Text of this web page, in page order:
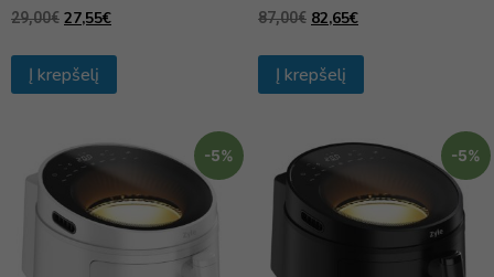
29,00€ 27,55€
Į krepšelį
87,00€ 82,65€
Į krepšelį
-5% -5%